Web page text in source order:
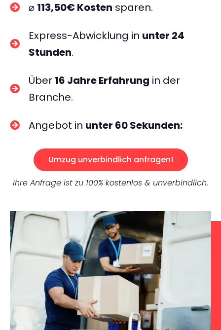
⌀ 113,50€ Kosten sparen.
Express-Abwicklung in unter 24
Stunden.
Über 16 Jahre Erfahrung in der
Branche.
Angebot in unter 60 Sekunden:
Umzug unverbindlich anfragen!
Ihre Anfrage ist zu 100% kostenlos & unverbindlich.